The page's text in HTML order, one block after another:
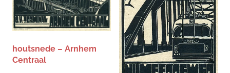
houtsnede – Arnhem
Centraal